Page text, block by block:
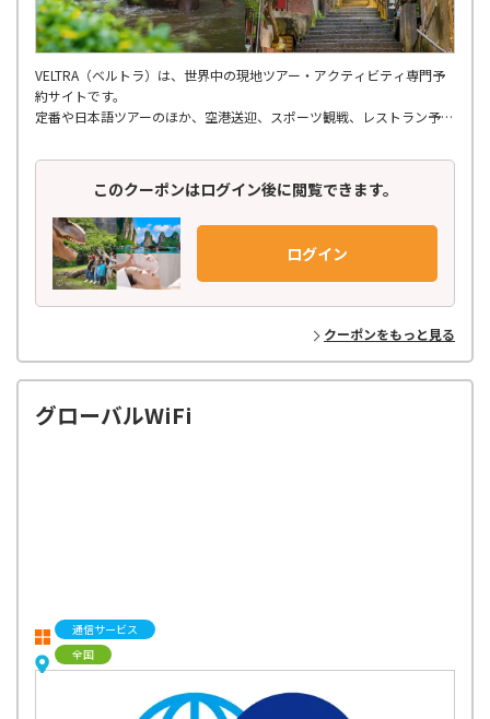
VELTRA（ベルトラ）は、世界中の現地ツアー・アクティビティ専門予
約サイトです。
定番や日本語ツアーのほか、空港送迎、スポーツ観戦、レストラン予
さらには個人では手配しにくいような穴場ツアーまで、多種多様なアク
ティビティが揃っています。
世界150ヶ国以上の地域を網羅し、21,000種類以上もの商品を掲載。
日本語での予約はもちろん、旅行前の相談から参加後のフォローまで、
お客様に寄り添ったきめ細やかなサポート体制で安心してご参加いただ
けます。
ベルトラのバイヤーが世界中を飛び回り、現地パートナーと
丁寧に作り上げた高品質のアクティビティだけをラインナップ！
お客様からのフィードバックをもとに、最新トレンドや
多種多様なニーズに応えるオリジナルプランを企画・開発し、お届けし
ています。
このクーポンはログイン後に閲覧できます。
ログイン
クーポンをもっと見る
グローバルWiFi
通信サービス
全国